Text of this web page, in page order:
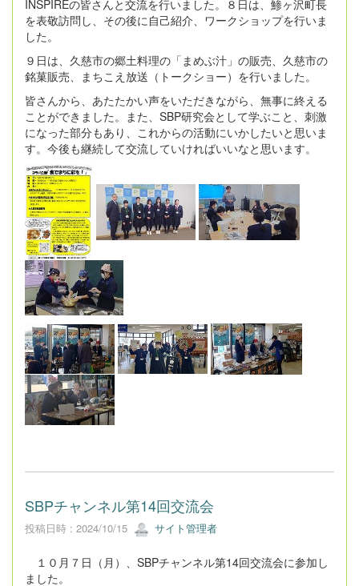
INSPIREの皆さんと交流を行いました。８日は、鯵ヶ沢町長
を表敬訪問し、その後に自己紹介、ワークショップを行いま
した。
９日は、久慈市の郷土料理の「まめぶ汁」の販売、久慈市の
銘菓販売、まちこえ放送（トークショー）を行いました。
皆さんから、あたたかい声をいただきながら、無事に終える
ことができました。また、SBP研究会として学ぶこと、刺激
になった部分もあり、これからの活動にいかしたいと思いま
す。今後も継続して交流していければいいなと思います。
SBPチャンネル第14回交流会
投稿日時 : 2024/10/15 サイト管理者
１０月７日（月）、SBPチャンネル第14回交流会に参加し
ました。